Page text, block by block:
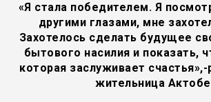
«Я стала победителем. Я
другими глазами, мне
Захотелось сделать будущее
бытового насилия и показать,
которая заслуживает
жительница